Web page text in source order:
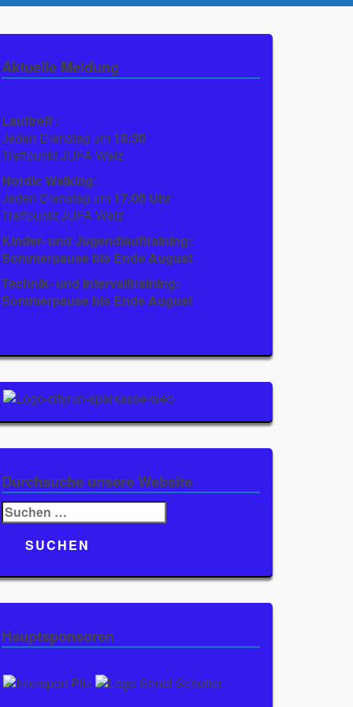
Aktuelle Meldung
Lauftreff :
Jeden Dienstag um 18:30
Treffpunkt JUFA Weiz
Nordic Walking:
Jeden Dienstag um 17:00 Uhr
Treffpunkt JUFA Weiz
Kinder- und Jugendlauftraining:
Sommerpause bis Ende August
Technik- und Intervalltraining:
Sommerpause bis Ende August
Durchsuche unsere Website
Suchen
nach:
Hauptsponsoren